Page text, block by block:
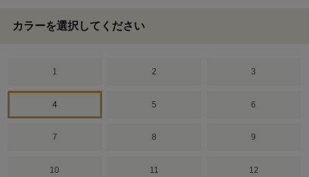
カラーを選択してください
1 2 3
4 5 6
7 8 9
10 11 12